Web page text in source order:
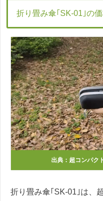
折り畳み傘｢SK-01｣の価
出典： 超コンパク
折り畳み傘｢SK-01｣は、